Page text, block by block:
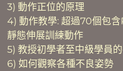
3) 動作正位的原理
4) 動作教學: 超過70個包
靜態伸展訓練動作
5) 教授初學者至中級學員
6) 如何觀察各種不良姿勢